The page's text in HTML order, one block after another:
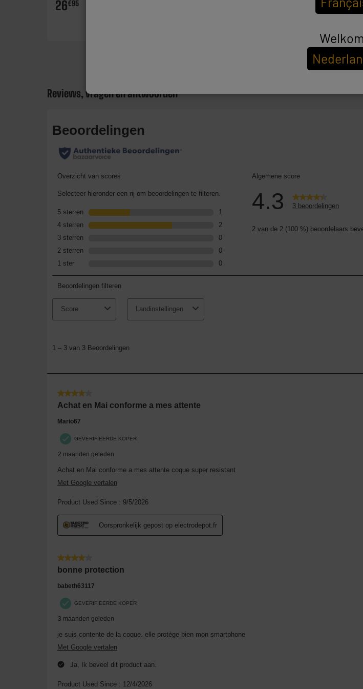
26€95
Reviews, vragen en antwoorden